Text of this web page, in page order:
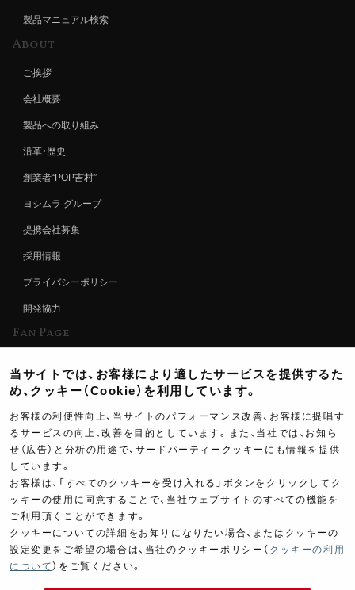
製品マニュアル検索
About
ご挨拶
会社概要
製品への取り組み
沿革・歴史
創業者“POP吉村”
ヨシムラ グループ
提携会社募集
採用情報
プライバシーポリシー
開発協力
Fan Page
ヨシムラTV
イベント情報
イベントスケジュール
ツーリングブレイクタイム
製品ポスター
当サイトでは、お客様により適したサービスを提供するた
め、クッキー（Cookie）を利用しています。
お客様の利便性向上、当サイトのパフォーマンス改善、お客様に提唱す
るサービスの向上、改善を目的としています。また、当社では、お知ら
せ（広告）と分析の用途で、サードパーティークッキーにも情報を提供
しています。
お客様は、「すべてのクッキーを受け入れる」ボタンをクリックしてク
ッキーの使用に同意することで、当社ウェブサイトのすべての機能を
ご利用頂くことができます。
クッキーについての詳細をお知りになりたい場合、またはクッキーの
設定変更をご希望の場合は、当社のクッキーポリシー（ クッキーの利用
について ）をご覧ください。